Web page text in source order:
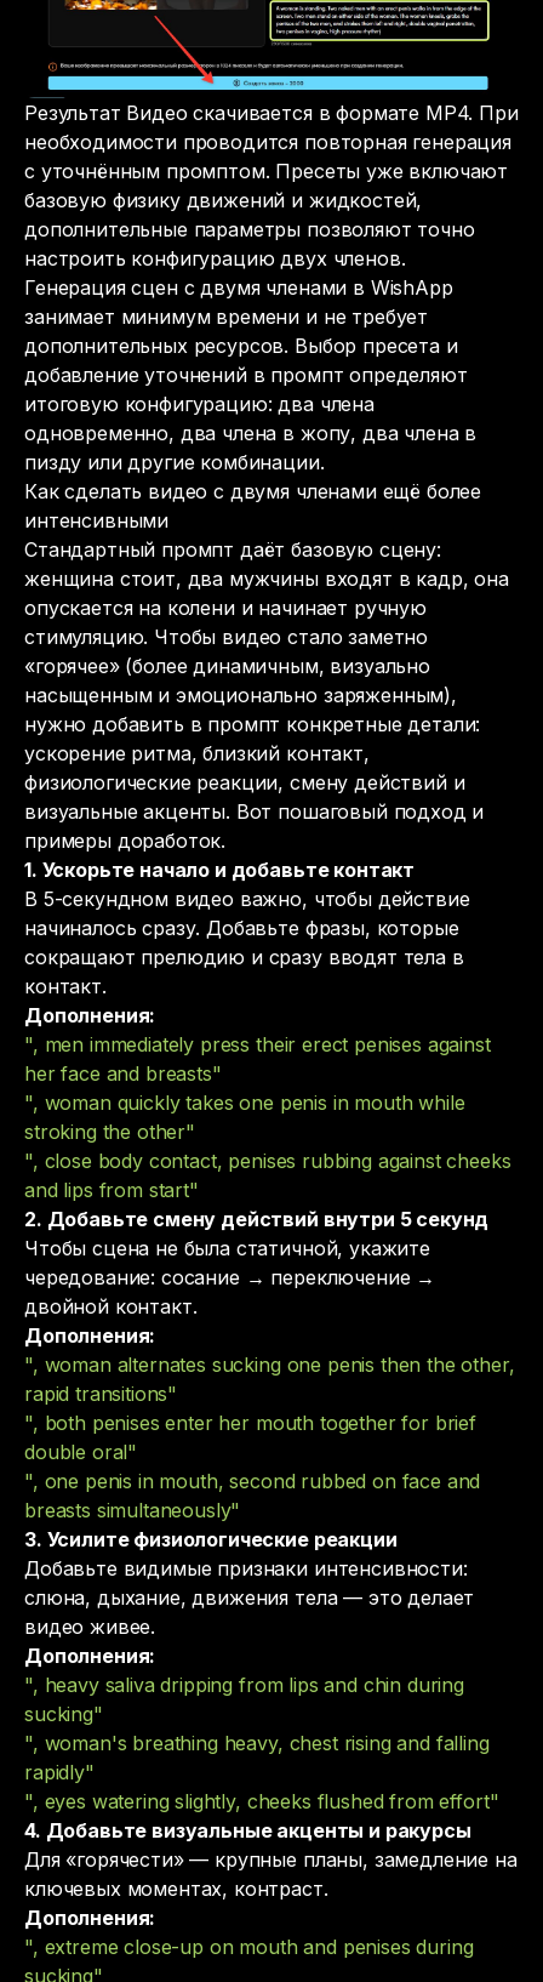
Результат Видео скачивается в формате MP4. При
необходимости проводится повторная генерация
с уточнённым промптом. Пресеты уже включают
базовую физику движений и жидкостей,
дополнительные параметры позволяют точно
настроить конфигурацию двух членов.
Генерация сцен с двумя членами в WishApp
занимает минимум времени и не требует
дополнительных ресурсов. Выбор пресета и
добавление уточнений в промпт определяют
итоговую конфигурацию: два члена
одновременно, два члена в жопу, два члена в
пизду или другие комбинации.
Как сделать видео с двумя членами ещё более
интенсивными
Стандартный промпт даёт базовую сцену:
женщина стоит, два мужчины входят в кадр, она
опускается на колени и начинает ручную
стимуляцию. Чтобы видео стало заметно
«горячее» (более динамичным, визуально
насыщенным и эмоционально заряженным),
нужно добавить в промпт конкретные детали:
ускорение ритма, близкий контакт,
физиологические реакции, смену действий и
визуальные акценты. Вот пошаговый подход и
примеры доработок.
1. Ускорьте начало и добавьте контакт
В 5-секундном видео важно, чтобы действие
начиналось сразу. Добавьте фразы, которые
сокращают прелюдию и сразу вводят тела в
контакт.
Дополнения:
", men immediately press their erect penises against
her face and breasts"
", woman quickly takes one penis in mouth while
stroking the other"
", close body contact, penises rubbing against cheeks
and lips from start"
2. Добавьте смену действий внутри 5 секунд
Чтобы сцена не была статичной, укажите
чередование: сосание → переключение →
двойной контакт.
Дополнения:
", woman alternates sucking one penis then the other,
rapid transitions"
", both penises enter her mouth together for brief
double oral"
", one penis in mouth, second rubbed on face and
breasts simultaneously"
3. Усилите физиологические реакции
Добавьте видимые признаки интенсивности:
слюна, дыхание, движения тела — это делает
видео живее.
Дополнения:
", heavy saliva dripping from lips and chin during
sucking"
", woman's breathing heavy, chest rising and falling
rapidly"
", eyes watering slightly, cheeks flushed from effort"
4. Добавьте визуальные акценты и ракурсы
Для «горячести» — крупные планы, замедление на
ключевых моментах, контраст.
Дополнения:
", extreme close-up on mouth and penises during
sucking"